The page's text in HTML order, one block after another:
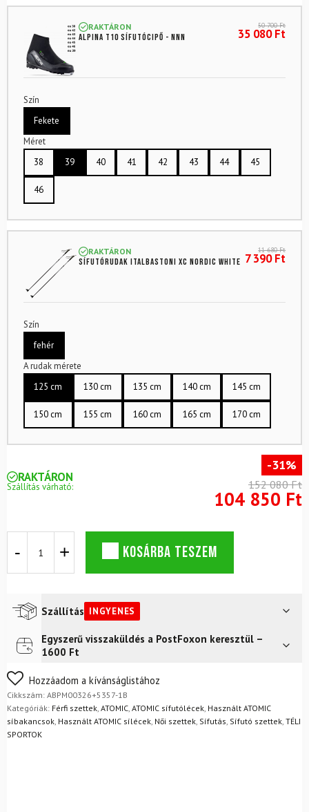
RAKTÁRON
ALPINA T10 sífutócipő - NNN
50 700Ft
35 080Ft
Szín
Fekete
Méret
38
39 40 41 42 43 44 45
46
RAKTÁRON
Sífutórudak ITALBASTONI XC Nordic White
11 680Ft
7 390Ft
Szín
fehér
A rudak mérete
125 cm
130 cm 135 cm 140 cm 145 cm
150 cm 155 cm 160 cm 165 cm 170 cm
RAKTÁRON
Szállítás várható:
-31%
152 080 Ft
104 850 Ft
készlet
Grip
Automatikus
kötéssel
Sífutó
cipő
ALPINA
T10
+
Botok
KOSÁRBA TESZEM
Szállítás INGYENES
Futár a címreIngyenes
Egyszerű visszaküldés a PostFoxon keresztül –
1600 Ft
Nem biztos a választásában? Semmi gond – a terméket
egyszerűen visszaküldheti 14 napon belül, indoklás nélkül.
Mik a visszaküldés feltételei?
Hozzáadom a kívánságlistához
Cikkszám: ABPM00326+5357-1B
Kategóriák: Férfi szettek, ATOMIC, ATOMIC sífutólécek, Használt ATOMIC
síbakancsok, Használt ATOMIC sílécek, Női szettek, Sífutás, Sífutó szettek, TÉLI
SPORTOK